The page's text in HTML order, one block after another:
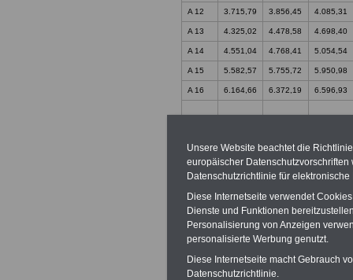
A 12 3.715,79 3.856,45 4.085,31
A 13 4.325,02 4.478,58 4.698,40
A 14 4.551,04 4.768,41 5.054,54
A 15 5.582,57 5.755,72 5.950,98
A 16 6.164,66 6.372,19 6.596,93
Gültig ab
Euro)
Unsere Website beachtet die
europäischer
Datenschutzrichtlinie für
Diese Internetseite verwendet
Dienste und Funktionen
Personalisierung von Anzeigen
personalisierte Werbung genutzt.
Diese Internetseite macht Gebrauch
Datenschutzrichtlinie.